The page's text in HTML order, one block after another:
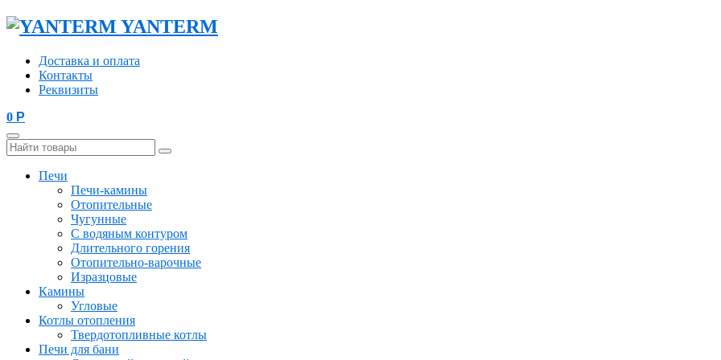
YANTERM
Доставка и оплата
Контакты
Реквизиты
0 Р
Печи
Печи-камины
Отопительные
Чугунные
С водяным контуром
Длительного горения
Отопительно-варочные
Изразцовые
Камины
Угловые
Котлы отопления
Твердотопливные котлы
Печи для бани